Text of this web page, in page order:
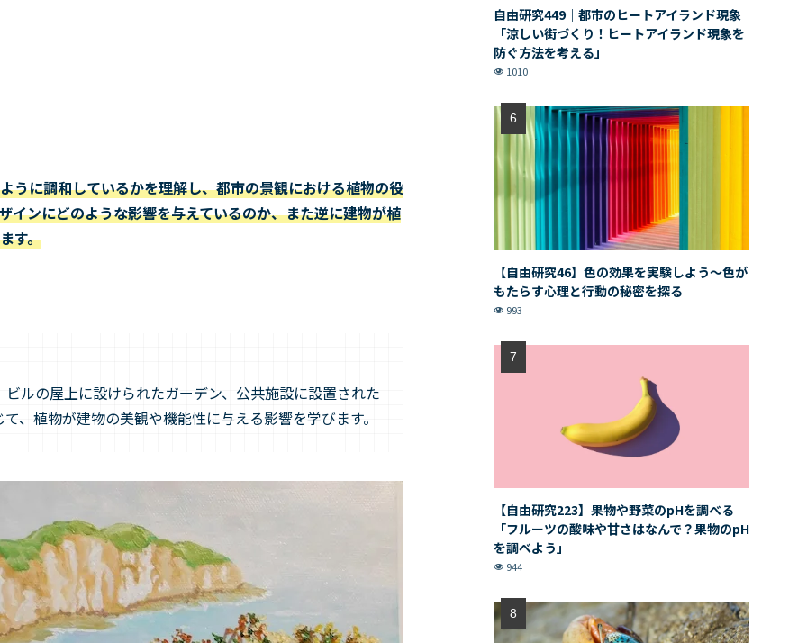
うに調和しているかを理解し、都市の景観における植物の役
インにどのような影響を与えているのか、また逆に建物が植
す。
ルの屋上に設けられたガーデン、公共施設に設置された
、植物が建物の美観や機能性に与える影響を学びます。
自由研究449｜都市のヒートアイランド現象
「涼しい街づくり！ヒートアイランド現象を
防ぐ方法を考える」
1010
【自由研究46】色の効果を実験しよう〜色が
もたらす心理と行動の秘密を探る
993
【自由研究223】果物や野菜のpHを調べる
「フルーツの酸味や甘さはなんで？果物のpH
を調べよう」
944